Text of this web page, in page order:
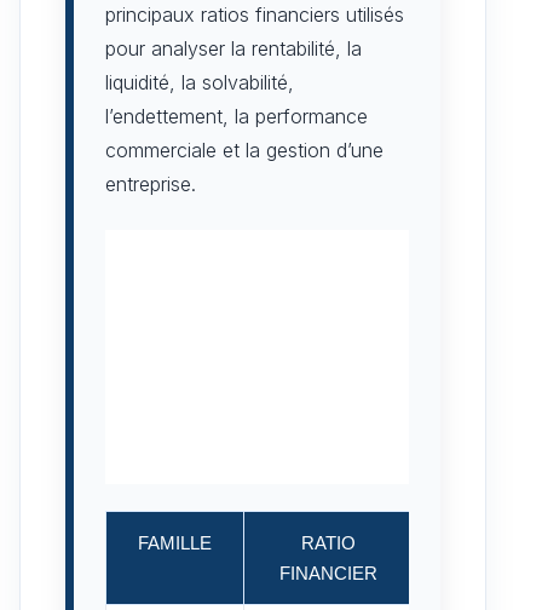
principaux ratios financiers utilisés
pour analyser la rentabilité, la
liquidité, la solvabilité,
l’endettement, la performance
commerciale et la gestion d’une
entreprise.
FAMILLE
RATIO
FINANCIER